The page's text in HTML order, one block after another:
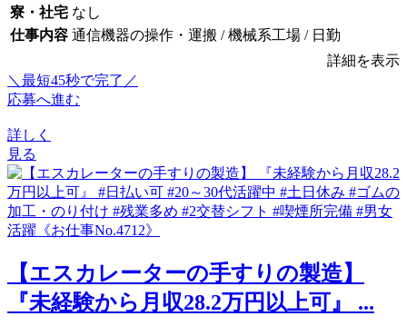
寮・社宅 なし
仕事内容 通信機器の操作・運搬 / 機械系工場 / 日勤
詳細を表示
＼最短45秒で完了／
応募へ進む
詳しく
見る
【エスカレーターの手すりの製造】
『未経験から月収28.2万円以上可』 ...